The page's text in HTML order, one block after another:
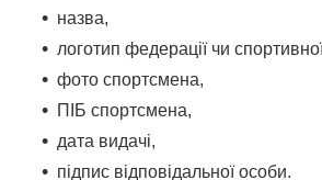
назва,
логотип федерації чи спортивної
фото спортсмена,
ПІБ спортсмена,
дата видачі,
підпис відповідальної особи.